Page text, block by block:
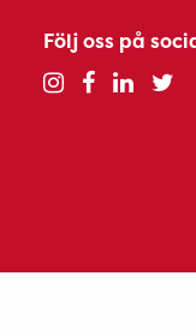
Följ oss på